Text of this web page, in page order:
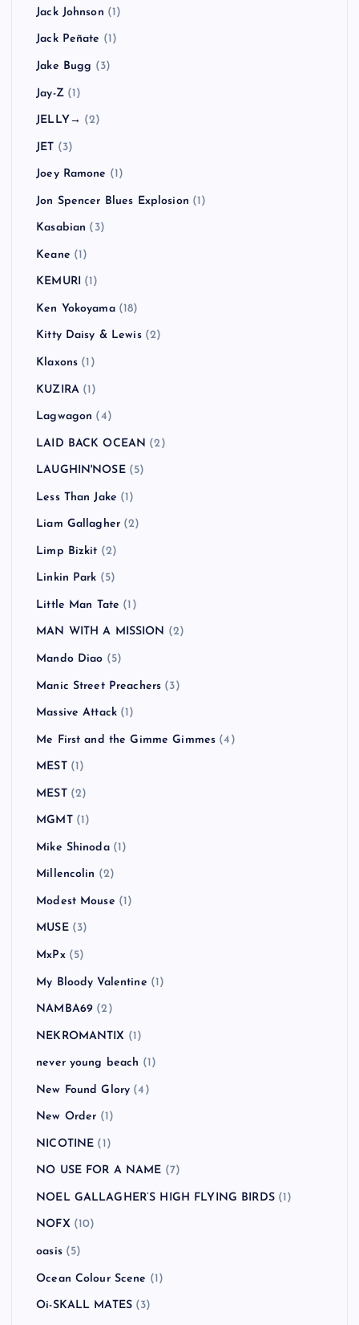
Jack Johnson (1)
Jack Peñate (1)
Jake Bugg (3)
Jay-Z(1)
JELLY→ (2)
JET (3)
Joey Ramone (1)
Jon Spencer Blues Explosion (1)
Kasabian (3)
Keane (1)
KEMURI (1)
Ken Yokoyama(18)
Kitty Daisy & Lewis(2)
Klaxons (1)
KUZIRA(1)
Lagwagon (4)
LAID BACK OCEAN (2)
LAUGHIN'NOSE(5)
Less Than Jake (1)
Liam Gallagher (2)
Limp Bizkit (2)
Linkin Park (5)
Little Man Tate (1)
MAN WITH A MISSION (2)
Mando Diao (5)
Manic Street Preachers (3)
Massive Attack (1)
Me First and the Gimme Gimmes (4)
MEST(1)
MEST(2)
MGMT(1)
Mike Shinoda(1)
Millencolin (2)
Modest Mouse (1)
MUSE(3)
MxPx(5)
My Bloody Valentine (1)
NAMBA69 (2)
NEKROMANTIX (1)
never young beach (1)
New Found Glory (4)
New Order (1)
NICOTINE (1)
NO USE FOR A NAME (7)
NOEL GALLAGHER’S HIGH FLYING BIRDS(1)
NOFX (10)
oasis(5)
Ocean Colour Scene (1)
Oi-SKALL MATES (3)